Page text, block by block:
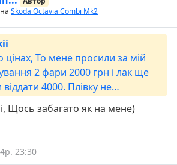
Skoda Octavia Combi Mk2
цінах, То мене просили за мій
2 фари 2000 грн і лак ще
4000. Плівку не
Щось забагато як на мене)
23:30